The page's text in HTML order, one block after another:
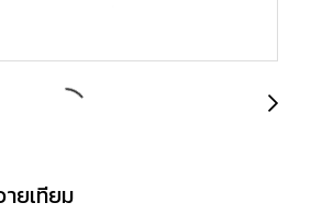
ยเทียม